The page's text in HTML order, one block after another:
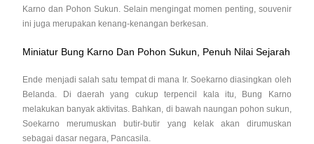
Karno dan Pohon Sukun. Selain mengingat momen penting, souvenir
ini juga merupakan kenang-kenangan berkesan.
Miniatur Bung Karno Dan Pohon Sukun, Penuh Nilai Sejarah
Ende menjadi salah satu tempat di mana Ir. Soekarno diasingkan oleh
Belanda. Di daerah yang cukup terpencil kala itu, Bung Karno
melakukan banyak aktivitas. Bahkan, di bawah naungan pohon sukun,
Soekarno merumuskan butir-butir yang kelak akan dirumuskan
sebagai dasar negara, Pancasila.